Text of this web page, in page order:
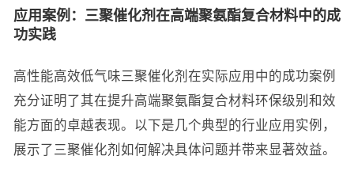
应用案例：三聚催化剂在高端聚氨酯复合材料中的成
功实践
高性能高效低气味三聚催化剂在实际应用中的成功案例
充分证明了其在提升高端聚氨酯复合材料环保级别和效
能方面的卓越表现。以下是几个典型的行业应用实例，
展示了三聚催化剂如何解决具体问题并带来显著效益。